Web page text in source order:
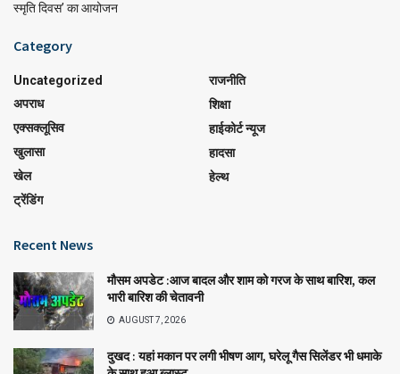
स्मृति दिवस’ का आयोजन
Category
Uncategorized
अपराध
एक्सक्लूसिव
खुलासा
खेल
ट्रेंडिंग
राजनीति
शिक्षा
हाईकोर्ट न्यूज
हादसा
हेल्थ
Recent News
मौसम अपडेट :आज बादल और शाम को गरज के साथ बारिश, कल
भारी बारिश की चेतावनी
AUGUST 7, 2026
दुखद : यहां मकान पर लगी भीषण आग, घरेलू गैस सिलेंडर भी धमाके